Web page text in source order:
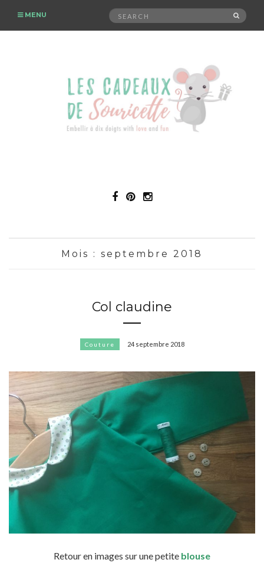
MENU
Search
for:
Mois : septembre 2018
Col claudine
Couture 24 septembre 2018
Retour en images sur une petite blouse